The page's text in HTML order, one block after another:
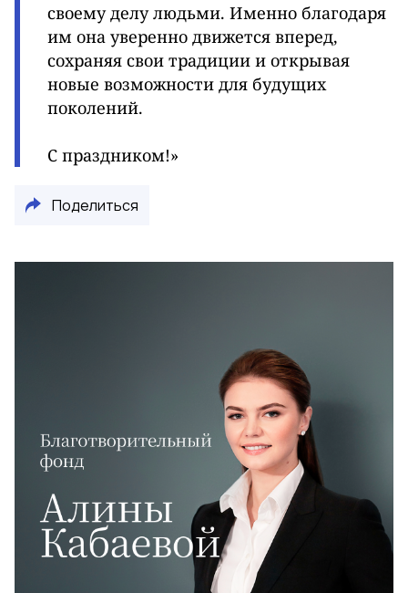
своему делу людьми. Именно благодаря
им она уверенно движется вперед,
сохраняя свои традиции и открывая
новые возможности для будущих
поколений.
С праздником!»
Поделиться